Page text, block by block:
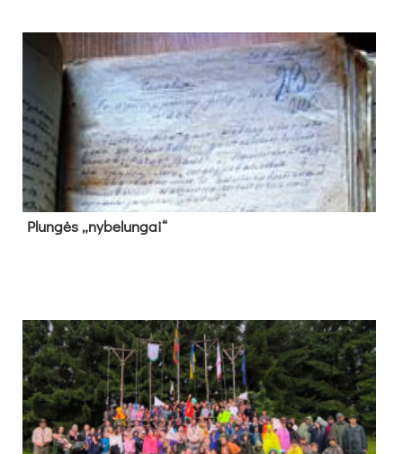
Plun­gės „ny­be­lun­gai“